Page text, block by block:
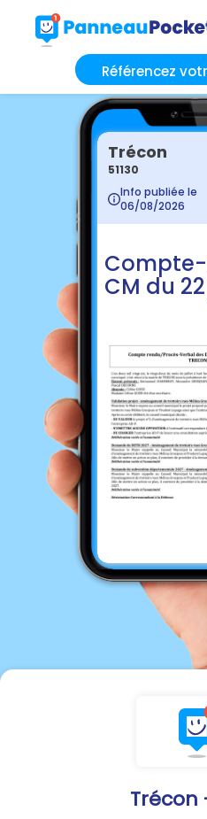
Référencez
Trécon
Trécon
51130
Info publiée le
06/08/2026
CM du